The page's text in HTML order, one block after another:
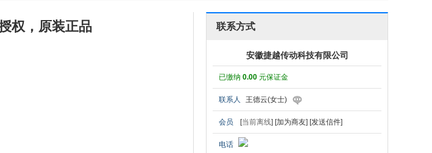
权，原装正品 联系方式
安徽捷越传动科技有限公司
已缴纳 0.00 元保证金
联系人 王德云(女士)
会员 [当前离线] [加为商友] [发送信件]
电话